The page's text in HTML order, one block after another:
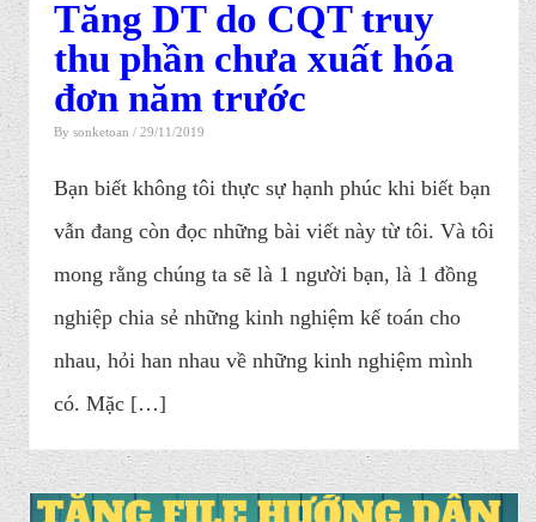
Tăng DT do CQT truy
thu phần chưa xuất hóa
đơn năm trước
By sonketoan / 29/11/2019
Bạn biết không tôi thực sự hạnh phúc khi biết bạn
vẫn đang còn đọc những bài viết này từ tôi. Và tôi
mong rằng chúng ta sẽ là 1 người bạn, là 1 đồng
nghiệp chia sẻ những kinh nghiệm kế toán cho
nhau, hỏi han nhau về những kinh nghiệm mình
có. Mặc […]